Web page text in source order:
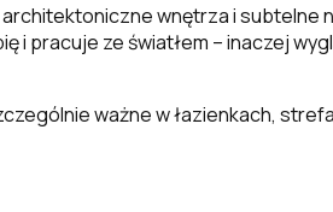
wnętrza i subtelne
i pracuje ze światłem – inaczej
ważne w łazienkach,